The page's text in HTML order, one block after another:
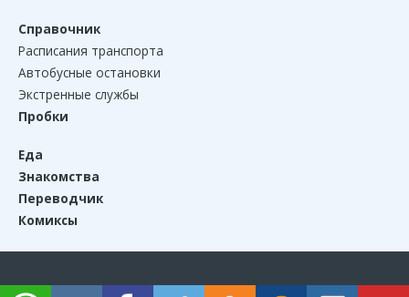
Справочник
Расписания транспорта
Автобусные остановки
Экстренные службы
Пробки
Еда
Знакомства
Переводчик
Комиксы